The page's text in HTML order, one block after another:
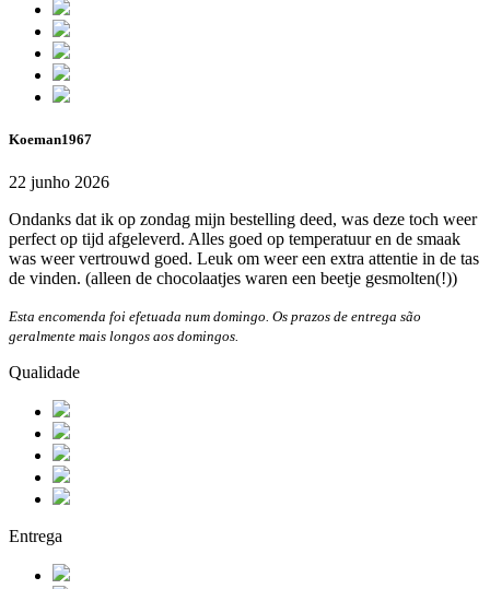
Koeman1967
22 junho 2026
Ondanks dat ik op zondag mijn bestelling deed, was deze toch weer
perfect op tijd afgeleverd. Alles goed op temperatuur en de smaak
was weer vertrouwd goed. Leuk om weer een extra attentie in de tas
de vinden. (alleen de chocolaatjes waren een beetje gesmolten(!))
Esta encomenda foi efetuada num domingo. Os prazos de entrega são
geralmente mais longos aos domingos.
Qualidade
Entrega